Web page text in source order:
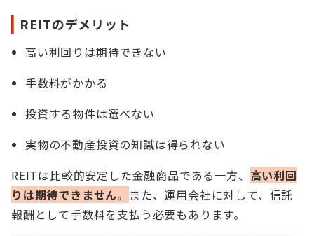
REITのデメリット
高い利回りは期待できない
手数料がかかる
投資する物件は選べない
実物の不動産投資の知識は得られない
REITは比較的安定した金融商品である一方、 高い利回
りは期待できません。 また、運用会社に対して、信託
報酬として手数料を支払う必要もあります。